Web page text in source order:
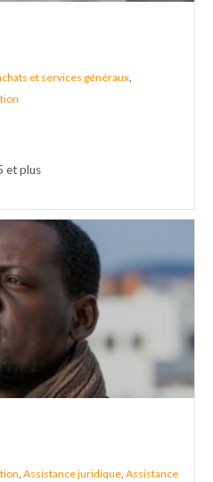
et services généraux,
et plus
, Assistance juridique, Assistance